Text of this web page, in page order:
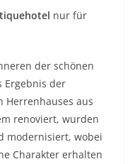
nur für
der schönen
Ergebnis der
Herrenhauses aus
renoviert, wurden
modernisiert, wobei
Charakter erhalten